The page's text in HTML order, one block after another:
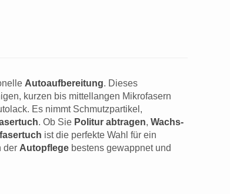
Autoaufbereitung. Dieses
kurzen bis mittellangen Mikrofasern
Es nimmt Schmutzpartikel,
. Ob Sie Politur abtragen, Wachs-
ist die perfekte Wahl für ein
der Autopflege bestens gewappnet und